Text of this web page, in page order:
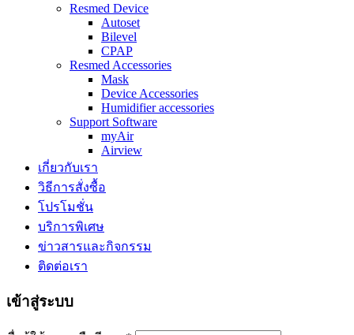
Resmed Device
Autoset
Bilevel
CPAP
Resmed Accessories
Mask
Device Accessories
Humidifier accessories
Support Software
myAir
Airview
เกี่ยวกับเรา
วิธีการสั่งซื้อ
โปรโมชั่น
บริการพิเศษ
ข่าวสารและกิจกรรม
ติดต่อเรา
เข้าสู่ระบบ